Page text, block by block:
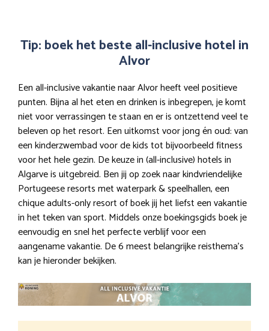
Tip: boek het beste all-inclusive hotel in
Alvor
Een all-inclusive vakantie naar Alvor heeft veel positieve
punten. Bijna al het eten en drinken is inbegrepen, je komt
niet voor verrassingen te staan en er is ontzettend veel te
beleven op het resort. Een uitkomst voor jong én oud: van
een kinderzwembad voor de kids tot bijvoorbeeld fitness
voor het hele gezin. De keuze in (all-inclusive) hotels in
Algarve is uitgebreid. Ben jij op zoek naar kindvriendelijke
Portugeese resorts met waterpark & speelhallen, een
chique adults-only resort of boek jij het liefst een vakantie
in het teken van sport. Middels onze boekingsgids boek je
eenvoudig en snel het perfecte verblijf voor een
aangename vakantie. De 6 meest belangrijke reisthema’s
kan je hieronder bekijken.